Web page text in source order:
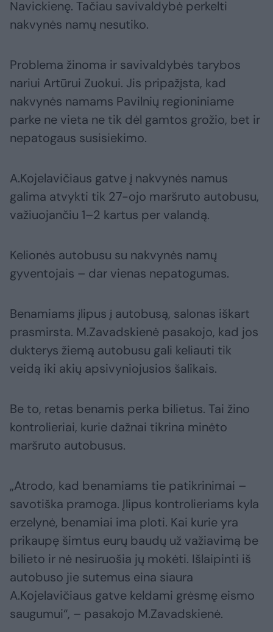
Navickienę. Tačiau savivaldybė perkelti
nakvynės namų nesutiko.
Problema žinoma ir savivaldybės tarybos
nariui Artūrui Zuokui. Jis pripažįsta, kad
nakvynės namams Pavilnių regioniniame
parke ne vieta ne tik dėl gamtos grožio, bet ir
nepatogaus susisiekimo.
A.Kojelavičiaus gatve į nakvynės namus
galima atvykti tik 27-ojo maršruto autobusu,
važiuojančiu 1–2 kartus per valandą.
Kelionės autobusu su nakvynės namų
gyventojais – dar vienas nepatogumas.
Benamiams įlipus į autobusą, salonas iškart
prasmirsta. M.Zavadskienė pasakojo, kad jos
dukterys žiemą autobusu gali keliauti tik
veidą iki akių apsivyniojusios šalikais.
Be to, retas benamis perka bilietus. Tai žino
kontrolieriai, kurie dažnai tikrina minėto
maršruto autobusus.
„Atrodo, kad benamiams tie patikrinimai –
savotiška pramoga. Įlipus kontrolieriams kyla
erzelynė, benamiai ima ploti. Kai kurie yra
prikaupę šimtus eurų baudų už važiavimą be
bilieto ir nė nesiruošia jų mokėti. Išlaipinti iš
autobuso jie sutemus eina siaura
A.Kojelavičiaus gatve keldami grėsmę eismo
saugumui“, – pasakojo M.Zavadskienė.